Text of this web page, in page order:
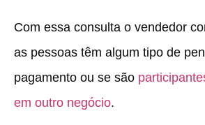
Com essa consulta o vendedor
as pessoas têm algum tipo de
pagamento ou se são
em outro negócio.